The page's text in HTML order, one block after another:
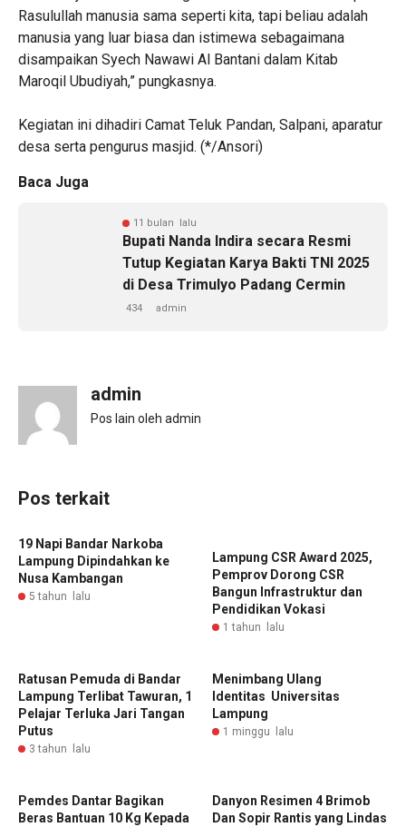
Rasulullah manusia sama seperti kita, tapi beliau adalah
manusia yang luar biasa dan istimewa sebagaimana
disampaikan Syech Nawawi Al Bantani dalam Kitab
Maroqil Ubudiyah,” pungkasnya.
‎Kegiatan ini dihadiri Camat Teluk Pandan, Salpani, aparatur
desa serta pengurus masjid. (*/Ansori)
Baca Juga
11 bulan lalu
‎Bupati Nanda Indira secara Resmi
Tutup Kegiatan Karya Bakti TNI 2025
di Desa Trimulyo Padang Cermin
434 admin
admin
Pos lain oleh admin
Pos terkait
19 Napi Bandar Narkoba
Lampung Dipindahkan ke
Nusa Kambangan
5 tahun lalu
Lampung CSR Award 2025,
Pemprov Dorong CSR
Bangun Infrastruktur dan
Pendidikan Vokasi
1 tahun lalu
Ratusan Pemuda di Bandar
Lampung Terlibat Tawuran, 1
Pelajar Terluka Jari Tangan
Putus
3 tahun lalu
Menimbang Ulang
Identitas Universitas
Lampung
1 minggu lalu
Pemdes Dantar Bagikan
Beras Bantuan 10 Kg Kepada
Danyon Resimen 4 Brimob
Dan Sopir Rantis yang Lindas